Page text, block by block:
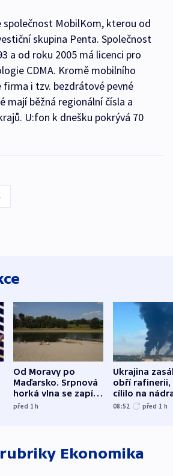
společnost MobilKom, kterou od
skupina Penta. Společnost
a od roku 2005 má licenci pro
CDMA. Kromě mobilního
i tzv. bezdrátové pevné
mají běžná regionální čísla a
U:fon k dnešku pokrývá 70
Od Moravy po
Maďarsko. Srpnová
horká vlna se zapíše
do dějin
před 1h
Ukrajina
obří rafinerii,
cílilo na
autobus
08:52 před 1 h
Ekonomika